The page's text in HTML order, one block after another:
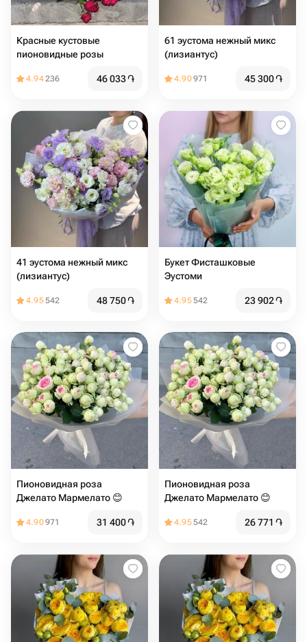
Красные кустовые
пионовидные розы
4.94236 46 033֏
61 эустома нежный микс
(лизиантус)
4.90971 45 300֏
41 эустома нежный микс
(лизиантус)
4.95542 48 750֏
Букет Фисташковые
Эустоми
4.95542 23 902֏
Пионовидная роза
Джелато Мармелато 😊
4.90971 31 400֏
Пионовидная роза
Джелато Мармелато 😊
4.95542 26 771 ֏